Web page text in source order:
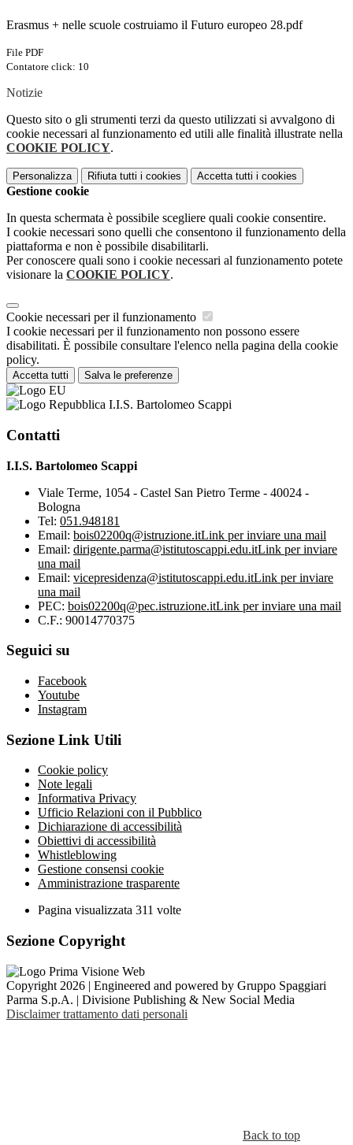
Erasmus + nelle scuole costruiamo il Futuro europeo 28.pdf
File PDF
Contatore click: 10
Notizie
Questo sito o gli strumenti terzi da questo utilizzati si avvalgono di
cookie necessari al funzionamento ed utili alle finalità illustrate nella
COOKIE POLICY.
Personalizza Rifiuta tutti i cookies Accetta tutti i cookies
Gestione cookie
In questa schermata è possibile scegliere quali cookie consentire.
I cookie necessari sono quelli che consentono il funzionamento della
piattaforma e non è possibile disabilitarli.
Per conoscere quali sono i cookie necessari al funzionamento potete
visionare la COOKIE POLICY.
Cookie necessari per il funzionamento
I cookie necessari per il funzionamento non possono essere
disabilitati. È possibile consultare l'elenco nella pagina della cookie
policy.
Accetta tutti Salva le preferenze
I.I.S. Bartolomeo Scappi
Contatti
I.I.S. Bartolomeo Scappi
Viale Terme, 1054 - Castel San Pietro Terme - 40024 -
Bologna
Tel: 051.948181
Email: bois02200q@istruzione.itLink per inviare una mail
Email: dirigente.parma@istitutoscappi.edu.itLink per inviare
una mail
Email: vicepresidenza@istitutoscappi.edu.itLink per inviare
una mail
PEC: bois02200q@pec.istruzione.itLink per inviare una mail
C.F.: 90014770375
Seguici su
Facebook
Youtube
Instagram
Sezione Link Utili
Cookie policy
Note legali
Informativa Privacy
Ufficio Relazioni con il Pubblico
Dichiarazione di accessibilità
Obiettivi di accessibilità
Whistleblowing
Gestione consensi cookie
Amministrazione trasparente
Pagina visualizzata 311 volte
Sezione Copyright
Copyright 2026 | Engineered and powered by Gruppo Spaggiari
Parma S.p.A. | Divisione Publishing & New Social Media
Disclaimer trattamento dati personali
Back to top